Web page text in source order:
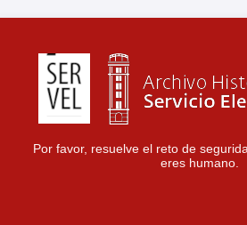
Por favor, resuelve el reto de
eres humano.